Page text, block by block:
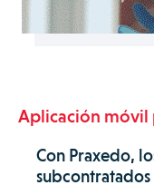
Aplicación móvil
Con Praxedo,